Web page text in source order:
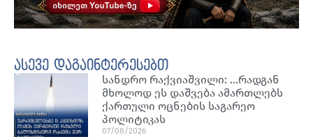
ასევე დაგაინტერესებთ
სანდრო რაქვიაშვილი: …რადგან
მხოლოდ ეს დაშვება ამართლებს
ქართული ოცნების საგარეო
პოლიტიკას
07/08/2026